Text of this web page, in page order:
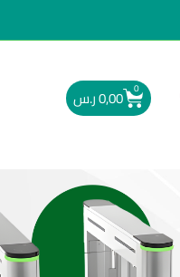
0,00ر.س 0